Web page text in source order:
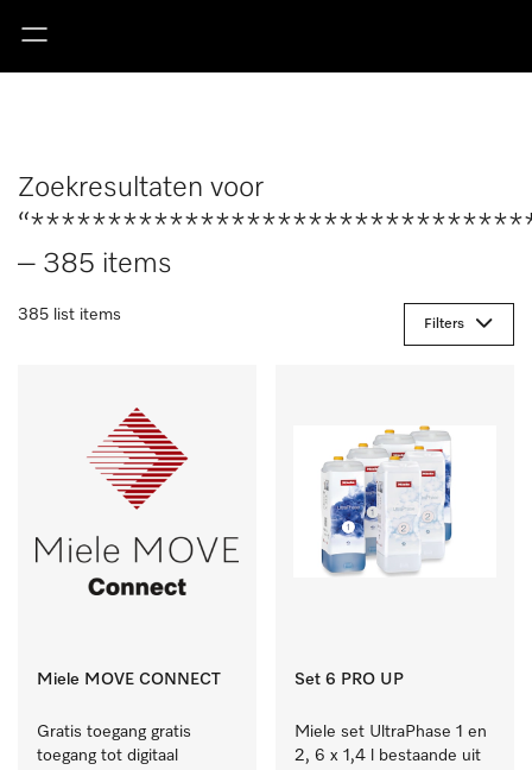
Zoekresultaten voor
– 385 items
385 list items
Filters
Miele MOVE CONNECT
Gratis toegang gratis
toegang tot digitaal
Set 6 PRO UP
Miele set UltraPhase 1 en
2, 6 x 1,4 l bestaande uit